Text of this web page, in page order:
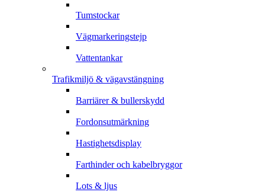
Tumstockar
Vägmarkeringstejp
Vattentankar
Trafikmiljö & vägavstängning
Barriärer & bullerskydd
Fordonsutmärkning
Hastighetsdisplay
Farthinder och kabelbryggor
Lots & ljus